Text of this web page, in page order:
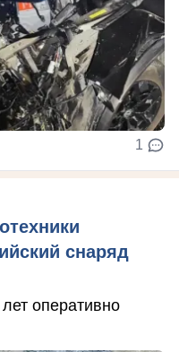
1
снаряд
оперативно